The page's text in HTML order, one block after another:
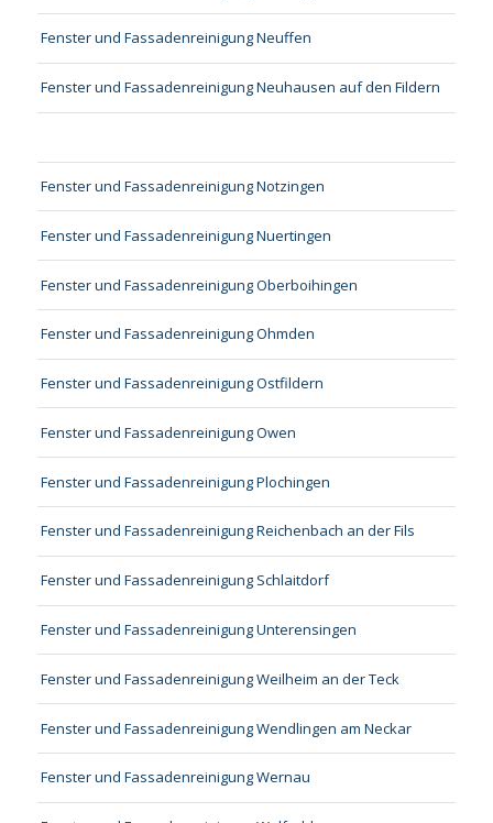
Fenster und Fassadenreinigung Neuffen
Fenster und Fassadenreinigung Neuhausen auf den Fildern
Fenster und Fassadenreinigung Notzingen
Fenster und Fassadenreinigung Nuertingen
Fenster und Fassadenreinigung Oberboihingen
Fenster und Fassadenreinigung Ohmden
Fenster und Fassadenreinigung Ostfildern
Fenster und Fassadenreinigung Owen
Fenster und Fassadenreinigung Plochingen
Fenster und Fassadenreinigung Reichenbach an der Fils
Fenster und Fassadenreinigung Schlaitdorf
Fenster und Fassadenreinigung Unterensingen
Fenster und Fassadenreinigung Weilheim an der Teck
Fenster und Fassadenreinigung Wendlingen am Neckar
Fenster und Fassadenreinigung Wernau